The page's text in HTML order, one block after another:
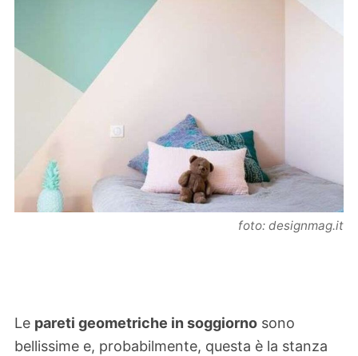
foto: designmag.it
Le pareti geometriche in soggiorno sono
bellissime e, probabilmente, questa è la stanza